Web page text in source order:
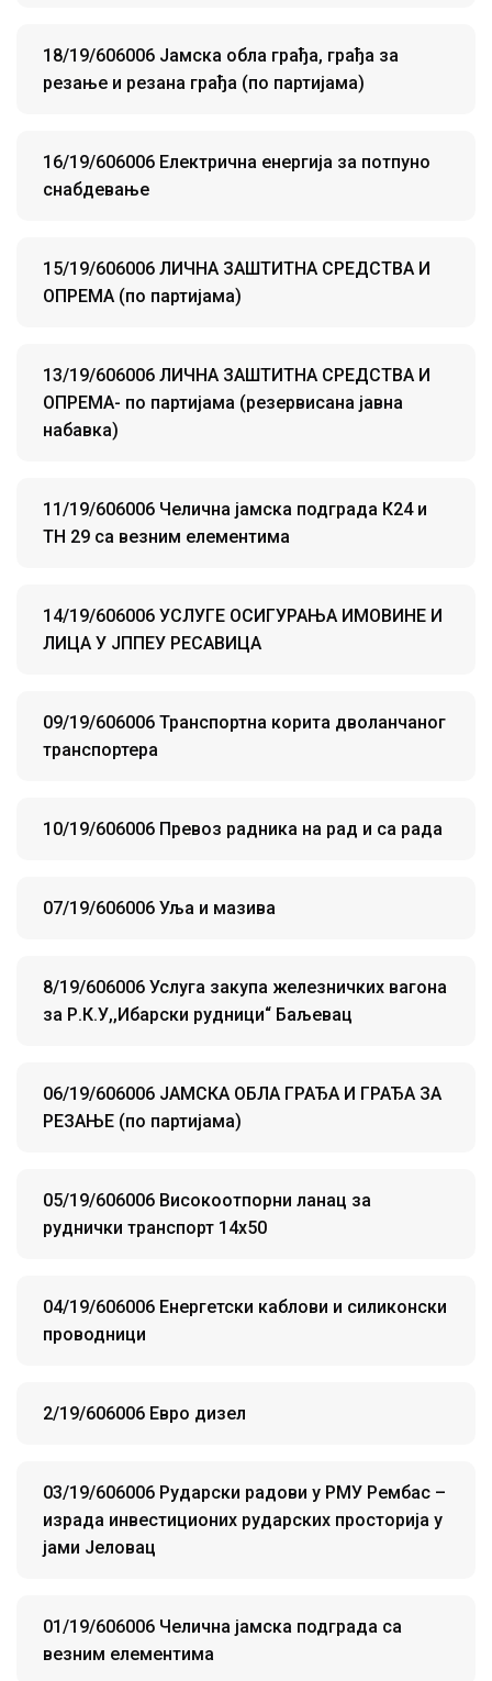
18/19/606006 Јамска обла грађа, грађа за
резање и резана грађа (по партијама)
16/19/606006 Електрична енергија за потпуно
снабдевање
15/19/606006 ЛИЧНА ЗАШТИТНА СРЕДСТВА И
ОПРЕМА (по партијама)
13/19/606006 ЛИЧНА ЗАШТИТНА СРЕДСТВА И
ОПРЕМА- по партијама (резервисана јавна
набавка)
11/19/606006 Челична јамска подграда К24 и
ТH 29 са везним елементима
14/19/606006 УСЛУГЕ ОСИГУРАЊА ИМОВИНЕ И
ЛИЦА У ЈППЕУ РЕСАВИЦА
09/19/606006 Транспортна корита дволанчаног
транспортера
10/19/606006 Превоз радника на рад и са рада
07/19/606006 Уља и мазива
8/19/606006 Услуга закупа железничких вагона
за Р.К.У,,Ибарски рудници“ Баљевац
06/19/606006 ЈАМСКА ОБЛА ГРАЂА И ГРАЂА ЗА
РЕЗАЊЕ (по партијама)
05/19/606006 Високоотпорни ланац за
руднички транспорт 14х50
04/19/606006 Енергетски каблови и силиконски
проводници
2/19/606006 Евро дизел
03/19/606006 Рударски радови у РМУ Рембас –
израда инвестиционих рударских просторија у
јами Јеловац
01/19/606006 Челична јамска подграда са
везним елементима